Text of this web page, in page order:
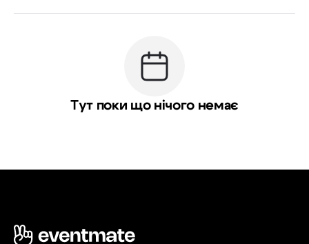
Тут поки що нічого немає